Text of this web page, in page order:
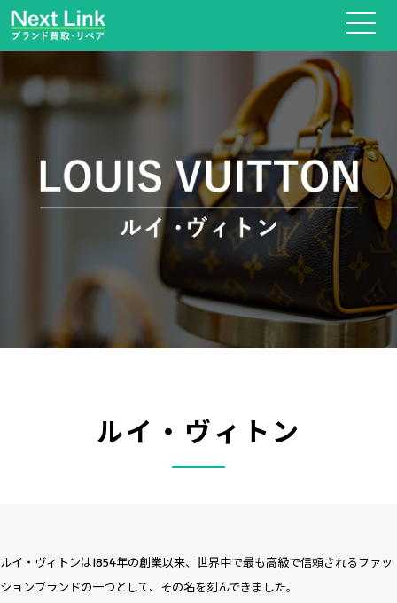
ルイ・ヴィトン
ルイ・ヴィトンは1854年の創業以来、世界中で最も高級で信頼されるファッ
ションブランドの一つとして、その名を刻んできました。